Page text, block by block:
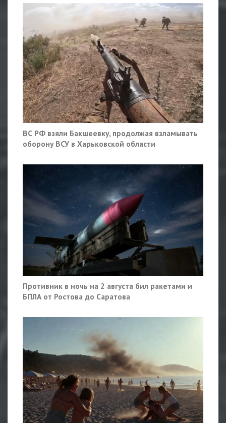
ВС РФ взяли Бакшеевку, продолжая взламывать
оборону ВСУ в Харьковской области
Противник в ночь на 2 августа бил ракетами и
БПЛА от Ростова до Саратова